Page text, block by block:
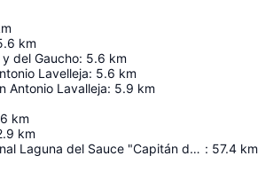
km
del Gaucho: 5.6 km
Lavelleja: 5.6 km
Antonio Lavalleja: 5.9 km
km
km
Aeropuerto Internacional Laguna del Sauce "Capitán de Corbeta Carlos Curbelo" : 57.4 km